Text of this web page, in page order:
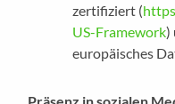
zertifiziert (
US-Framework)
europäisches
Präsenz in sozialen